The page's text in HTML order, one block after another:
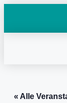
« Alle